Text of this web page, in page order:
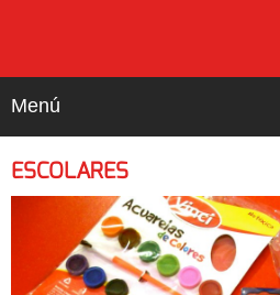
Menú
ESCOLARES